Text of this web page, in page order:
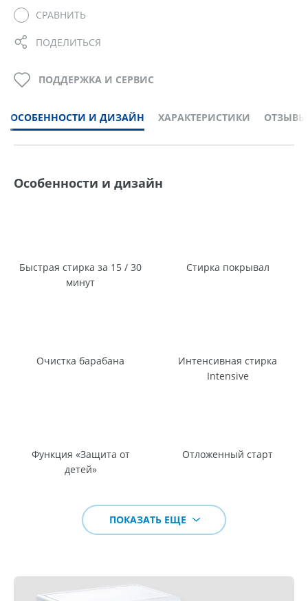
СРАВНИТЬ
ПОДЕЛИТЬСЯ
ОСОБЕННОСТИ И ДИЗАЙН ХАРАКТЕРИСТИКИ ОТЗЫВЫ
ПОДДЕРЖКА И СЕРВИС
Особенности и дизайн
Быстрая стирка за 15 / 30
минут
Стирка покрывал
Очистка барабана
Интенсивная стирка
Intensive
Функция «Защита от
детей»
Отложенный старт
ПОКАЗАТЬ ЕЩЕ